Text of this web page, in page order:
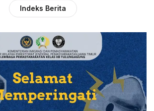
Indeks Berita